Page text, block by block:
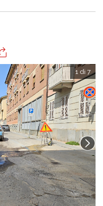
1 di 7